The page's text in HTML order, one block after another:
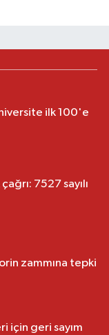
ilk 100'e
7527 sayılı
zammına tepki
için geri sayım